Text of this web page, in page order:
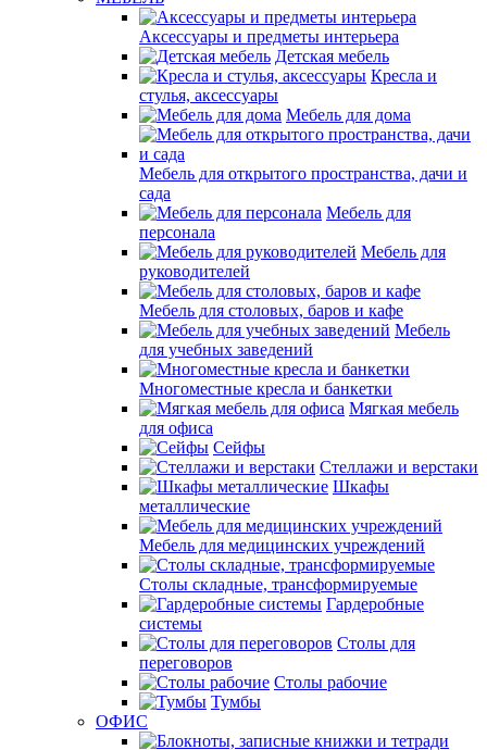
Аксессуары и предметы интерьера
Детская мебель
Кресла и
стулья, аксессуары
Мебель для дома
Мебель для открытого пространства, дачи и
сада
Мебель для
персонала
Мебель для
руководителей
Мебель для столовых, баров и кафе
Мебель
для учебных заведений
Многоместные кресла и банкетки
Мягкая мебель
для офиса
Сейфы
Стеллажи и верстаки
Шкафы
металлические
Мебель для медицинских учреждений
Столы складные, трансформируемые
Гардеробные
системы
Столы для
переговоров
Столы рабочие
Тумбы
ОФИС